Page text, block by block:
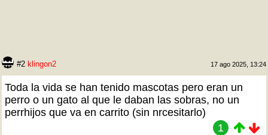
#2 klingon2 17 ago 2025, 13:24
Toda la vida se han tenido mascotas pero eran un
perro o un gato al que le daban las sobras, no un
perrhijos que va en carrito (sin nrcesitarlo)
1